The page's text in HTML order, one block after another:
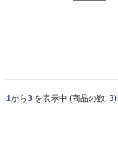
1から3 を表示中 (商品の数: 3)